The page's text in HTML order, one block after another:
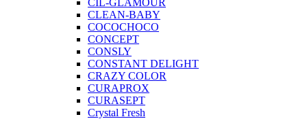
CIL-GLAMOUR
CLEAN-BABY
COCOCHOCO
CONCEPT
CONSLY
CONSTANT DELIGHT
CRAZY COLOR
CURAPROX
CURASEPT
Crystal Fresh